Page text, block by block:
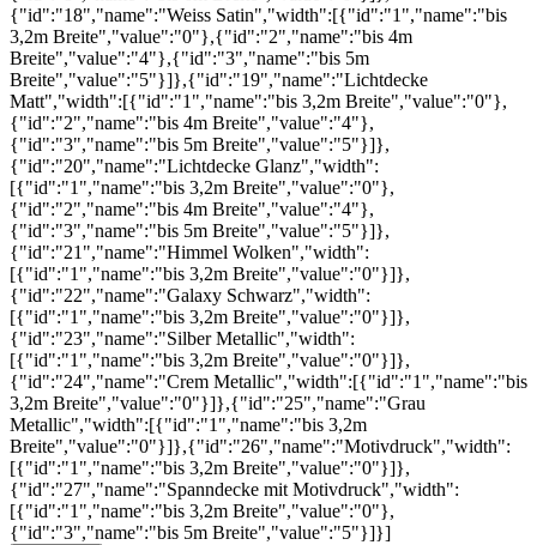
{"id":"18","name":"Weiss Satin","width":[{"id":"1","name":"bis
3,2m Breite","value":"0"},{"id":"2","name":"bis 4m
Breite","value":"4"},{"id":"3","name":"bis 5m
Breite","value":"5"}]},{"id":"19","name":"Lichtdecke
Matt","width":[{"id":"1","name":"bis 3,2m Breite","value":"0"},
{"id":"2","name":"bis 4m Breite","value":"4"},
{"id":"3","name":"bis 5m Breite","value":"5"}]},
{"id":"20","name":"Lichtdecke Glanz","width":
[{"id":"1","name":"bis 3,2m Breite","value":"0"},
{"id":"2","name":"bis 4m Breite","value":"4"},
{"id":"3","name":"bis 5m Breite","value":"5"}]},
{"id":"21","name":"Himmel Wolken","width":
[{"id":"1","name":"bis 3,2m Breite","value":"0"}]},
{"id":"22","name":"Galaxy Schwarz","width":
[{"id":"1","name":"bis 3,2m Breite","value":"0"}]},
{"id":"23","name":"Silber Metallic","width":
[{"id":"1","name":"bis 3,2m Breite","value":"0"}]},
{"id":"24","name":"Crem Metallic","width":[{"id":"1","name":"bis
3,2m Breite","value":"0"}]},{"id":"25","name":"Grau
Metallic","width":[{"id":"1","name":"bis 3,2m
Breite","value":"0"}]},{"id":"26","name":"Motivdruck","width":
[{"id":"1","name":"bis 3,2m Breite","value":"0"}]},
{"id":"27","name":"Spanndecke mit Motivdruck","width":
[{"id":"1","name":"bis 3,2m Breite","value":"0"},
{"id":"3","name":"bis 5m Breite","value":"5"}]}]